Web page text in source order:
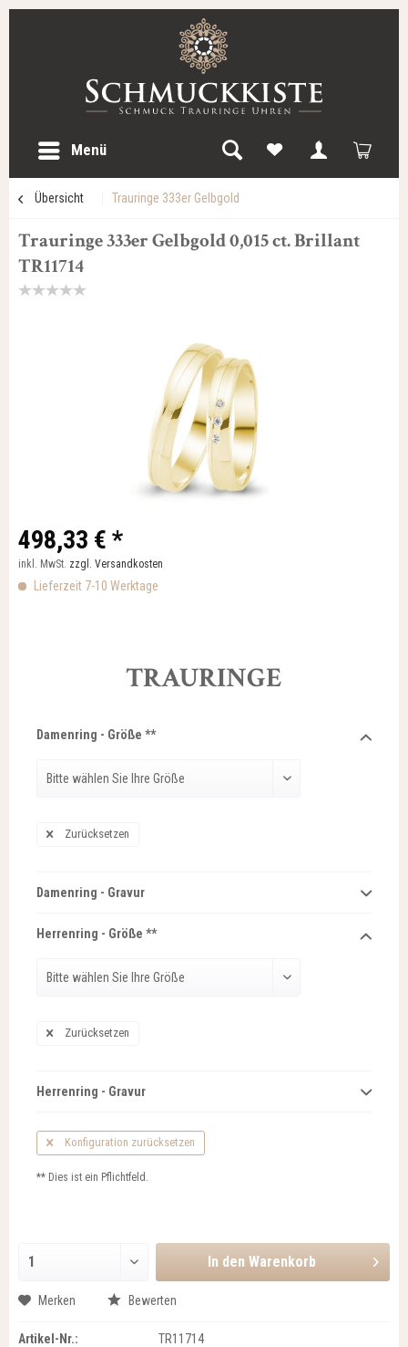
Menü
Übersicht Trauringe 333er Gelbgold
Trauringe 333er Gelbgold 0,015 ct. Brillant
TR11714
498,33 € *
inkl. MwSt. zzgl. Versandkosten
Lieferzeit 7-10 Werktage
TRAURINGE
Damenring - Größe **
Zurücksetzen
Damenring - Gravur
Herrenring - Größe **
Zurücksetzen
Herrenring - Gravur
Konfiguration zurücksetzen
** Dies ist ein Pflichtfeld.
In den Warenkorb
Merken Bewerten
Artikel-Nr.: TR11714